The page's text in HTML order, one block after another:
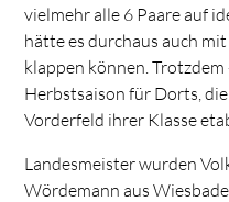
vielmehr alle 6 Paare auf
hätte es durchaus auch
klappen können.
Herbstsaison für Dorts,
Vorderfeld ihrer Klasse
Landesmeister wurden
Wördemann aus